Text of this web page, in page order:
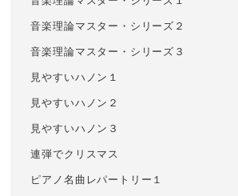
音楽理論マスター・シリーズ２
音楽理論マスター・シリーズ３
見やすいハノン１
見やすいハノン２
見やすいハノン３
連弾でクリスマス
ピアノ名曲レパートリー１